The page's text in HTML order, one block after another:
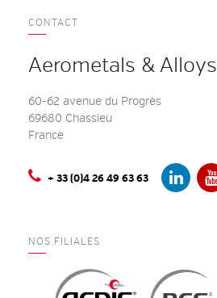
CONTACT
Aerometals & Alloys
60-62 avenue du Progrès
69680 Chassieu
France
+ 33 (0)4 26 49 63 63
NOS FILIALES